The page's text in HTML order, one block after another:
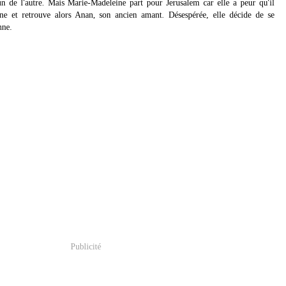
de l'autre. Mais Marie-Madeleine part pour Jerusalem car elle a peur qu'il
et retrouve alors Anan, son ancien amant. Désespérée, elle décide de se
Publicité